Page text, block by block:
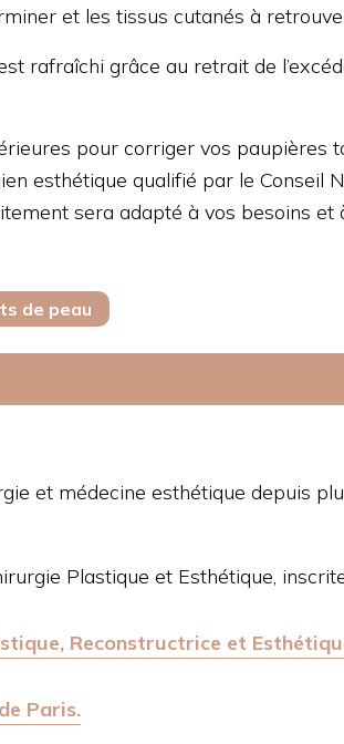
et les tissus cutanés à
rafraîchi grâce au retrait de
pour corriger vos paupières
esthétique qualifié par le Conseil
sera adapté à vos besoins et
de peau
et médecine esthétique depuis
Plastique et Esthétique,
Reconstructrice et
Paris.